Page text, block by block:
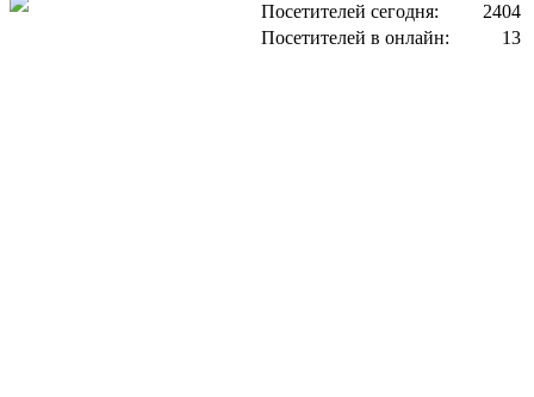
Посетителей сегодня:
2404
Посетителей в онлайн:
13